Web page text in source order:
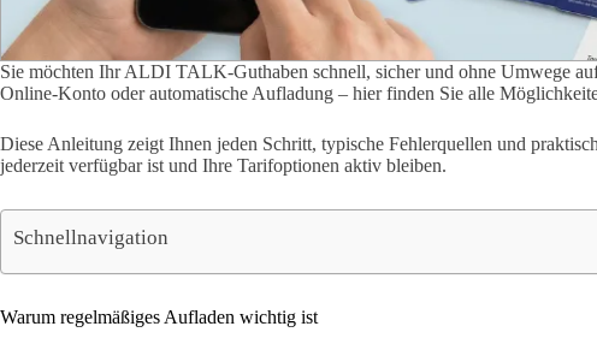
Sie möchten Ihr ALDI TALK-Guthaben schnell, sicher und ohne Umwege
Online-Konto oder automatische Aufladung – hier finden Sie alle
Diese Anleitung zeigt Ihnen jeden Schritt, typische Fehlerquellen und
jederzeit verfügbar ist und Ihre Tarifoptionen aktiv bleiben.
Schnellnavigation
Warum regelmäßiges Aufladen wichtig ist